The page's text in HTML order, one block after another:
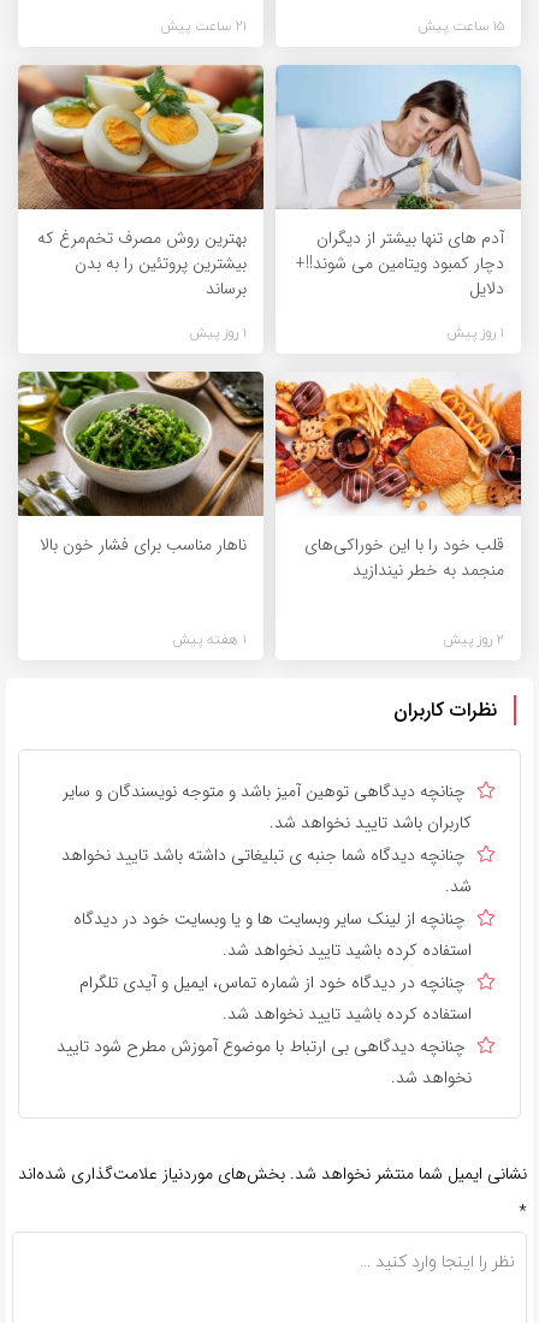
15 ساعت پیش 21 ساعت پیش
آدم های تنها بیشتر از دیگران
دچار کمبود ویتامین می شوند!!+
دلایل
1 روز پیش
بهترین روش مصرف تخم‌مرغ که
بیشترین پروتئین را به بدن
برساند
1 روز پیش
قلب خود را با این خوراکی‌های
منجمد به خطر نیندازید
2 روز پیش
ناهار مناسب برای فشار خون بالا
1 هفته پیش
نظرات کاربران
چنانچه دیدگاهی توهین آمیز باشد و متوجه نویسندگان و سایر
کاربران باشد تایید نخواهد شد.
چنانچه دیدگاه شما جنبه ی تبلیغاتی داشته باشد تایید نخواهد
شد.
چنانچه از لینک سایر وبسایت ها و یا وبسایت خود در دیدگاه
استفاده کرده باشید تایید نخواهد شد.
چنانچه در دیدگاه خود از شماره تماس، ایمیل و آیدی تلگرام
استفاده کرده باشید تایید نخواهد شد.
چنانچه دیدگاهی بی ارتباط با موضوع آموزش مطرح شود تایید
نخواهد شد.
نشانی ایمیل شما منتشر نخواهد شد. بخش‌های موردنیاز علامت‌گذاری شده‌اند
*